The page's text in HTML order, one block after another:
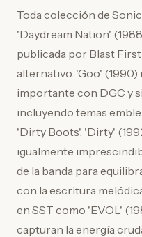
Toda colección de
'Daydream Nation'
publicada por Blast
alternativo. 'Goo' (1990)
importante con DGC y
incluyendo temas
'Dirty Boots'. 'Dirty'
igualmente
de la banda para
con la escritura
en SST como 'EVOL'
capturan la energía